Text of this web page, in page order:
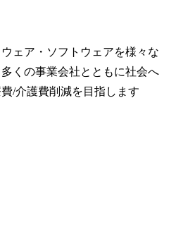
ェア・ソフトウェアを様々な
くの事業会社とともに社会へ
/介護費削減を目指します